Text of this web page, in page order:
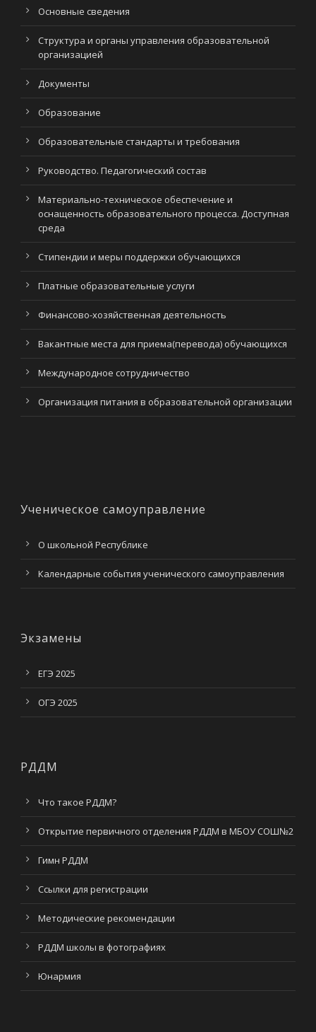
Основные сведения
Структура и органы управления образовательной
организацией
Документы
Образование
Образовательные стандарты и требования
Руководство. Педагогический состав
Материально-техническое обеспечение и
оснащенность образовательного процесса. Доступная
среда
Стипендии и меры поддержки обучающихся
Платные образовательные услуги
Финансово-хозяйственная деятельность
Вакантные места для приема(перевода) обучающихся
Международное сотрудничество
Организация питания в образовательной организации
Ученическое самоуправление
О школьной Республике
Календарные события ученического самоуправления
Экзамены
ЕГЭ 2025
ОГЭ 2025
РДДМ
Что такое РДДМ?
Открытие первичного отделения РДДМ в МБОУ СОШ№2
Гимн РДДМ
Ссылки для регистрации
Методические рекомендации
РДДМ школы в фотографиях
Юнармия